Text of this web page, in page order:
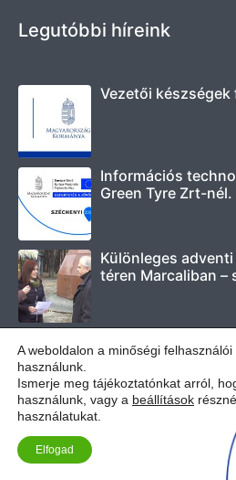
Legutóbbi híreink
Vezetői készségek
Információs
Green Tyre Zrt-nél.
Különleges
téren Marcaliban –
A weboldalon a minőségi
használunk.
Ismerje meg tájékoztatónkat arról,
használunk, vagy a beállítások
használatukat.
Elfogad